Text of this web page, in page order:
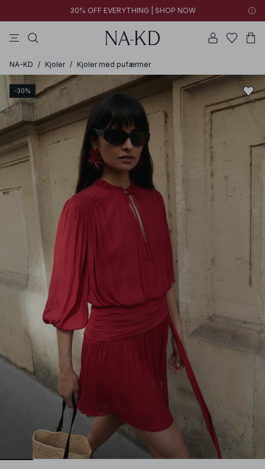
30% OFF EVERYTHING | SHOP NOW
NA-KD / Kjoler / Kjoler med pufærmer
-30%